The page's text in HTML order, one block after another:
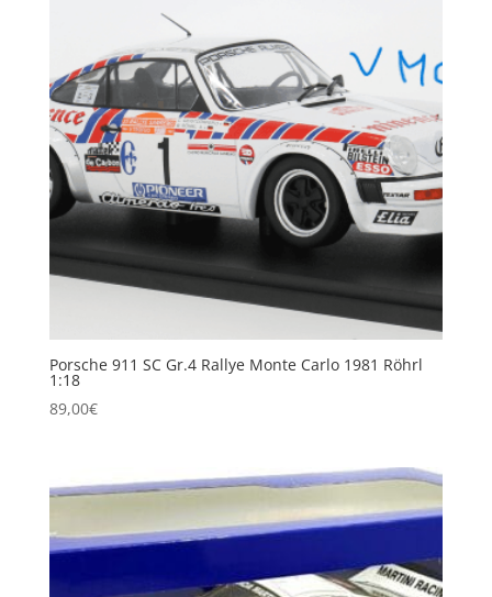
Porsche 911 SC Gr.4 Rallye Monte Carlo 1981 Röhrl
1:18
89,00€